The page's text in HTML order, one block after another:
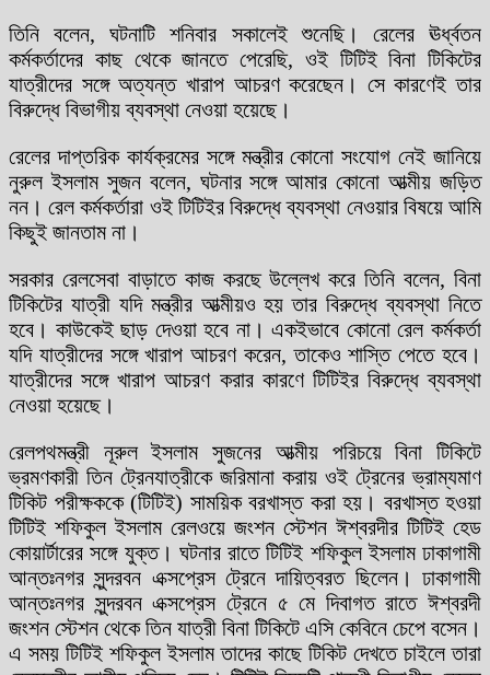
তিনি বলেন, ঘটনাটি শনিবার সকালেই শুনেছি। রেলের ঊর্ধ্বতন
কর্মকর্তাদের কাছ থেকে জানতে পেরেছি, ওই টিটিই বিনা টিকিটের
যাত্রীদের সঙ্গে অত্যন্ত খারাপ আচরণ করেছেন। সে কারণেই তার
বিরুদ্ধে বিভাগীয় ব্যবস্থা নেওয়া হয়েছে।
রেলের দাপ্তরিক কার্যক্রমের সঙ্গে মন্ত্রীর কোনো সংযোগ নেই জানিয়ে
নুরুল ইসলাম সুজন বলেন, ঘটনার সঙ্গে আমার কোনো আত্মীয় জড়িত
নন। রেল কর্মকর্তারা ওই টিটিইর বিরুদ্ধে ব্যবস্থা নেওয়ার বিষয়ে আমি
কিছুই জানতাম না।
সরকার রেলসেবা বাড়াতে কাজ করছে উল্লেখ করে তিনি বলেন, বিনা
টিকিটের যাত্রী যদি মন্ত্রীর আত্মীয়ও হয় তার বিরুদ্ধে ব্যবস্থা নিতে
হবে। কাউকেই ছাড় দেওয়া হবে না। একইভাবে কোনো রেল কর্মকর্তা
যদি যাত্রীদের সঙ্গে খারাপ আচরণ করেন, তাকেও শাস্তি পেতে হবে।
যাত্রীদের সঙ্গে খারাপ আচরণ করার কারণে টিটিইর বিরুদ্ধে ব্যবস্থা
নেওয়া হয়েছে।
রেলপথমন্ত্রী নূরুল ইসলাম সুজনের আত্মীয় পরিচয়ে বিনা টিকিটে
ভ্রমণকারী তিন ট্রেনযাত্রীকে জরিমানা করায় ওই ট্রেনের ভ্রাম্যমাণ
টিকিট পরীক্ষককে (টিটিই) সাময়িক বরখাস্ত করা হয়। বরখাস্ত হওয়া
টিটিই শফিকুল ইসলাম রেলওয়ে জংশন স্টেশন ঈশ্বরদীর টিটিই হেড
কোয়ার্টারের সঙ্গে যুক্ত। ঘটনার রাতে টিটিই শফিকুল ইসলাম ঢাকাগামী
আন্তঃনগর সুন্দরবন এক্সপ্রেস ট্রেনে দায়িত্বরত ছিলেন। ঢাকাগামী
আন্তঃনগর সুন্দরবন এক্সপ্রেস ট্রেনে ৫ মে দিবাগত রাতে ঈশ্বরদী
জংশন স্টেশন থেকে তিন যাত্রী বিনা টিকিটে এসি কেবিনে চেপে বসেন।
এ সময় টিটিই শফিকুল ইসলাম তাদের কাছে টিকিট দেখতে চাইলে তারা